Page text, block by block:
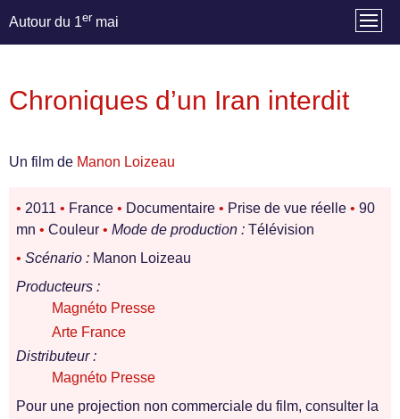
Autour du 1er mai
Chroniques d’un Iran interdit
Un film de Manon Loizeau
• 2011 • France • Documentaire • Prise de vue réelle • 90
mn • Couleur • Mode de production : Télévision
• Scénario : Manon Loizeau
Producteurs :
Magnéto Presse
Arte France
Distributeur :
Magnéto Presse
Pour une projection non commerciale du film, consulter la